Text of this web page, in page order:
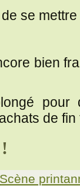
se
bien
pour
de fin
Scène